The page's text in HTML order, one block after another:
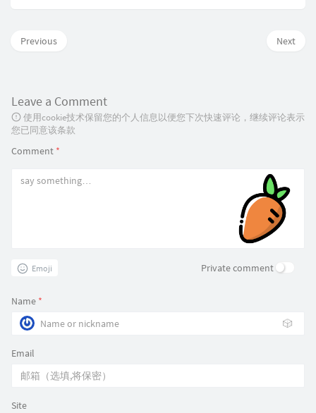
Next
Previous
Leave a Comment
使用cookie技术保留您的个人信息以便您下次快速评论，继续评论表示
您已同意该条款
Comment *
Emoji Private comment
Name *
🎲
Email
Site